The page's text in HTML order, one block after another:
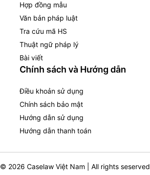
Hợp đồng mẫu
Văn bản pháp luật
Tra cứu mã HS
Thuật ngữ pháp lý
Bài viết
Chính sách và Hướng dẫn
Điều khoản sử dụng
Chính sách bảo mật
Hướng dẫn sử dụng
Hướng dẫn thanh toán
© 2026 Caselaw Việt Nam | All rights seserved